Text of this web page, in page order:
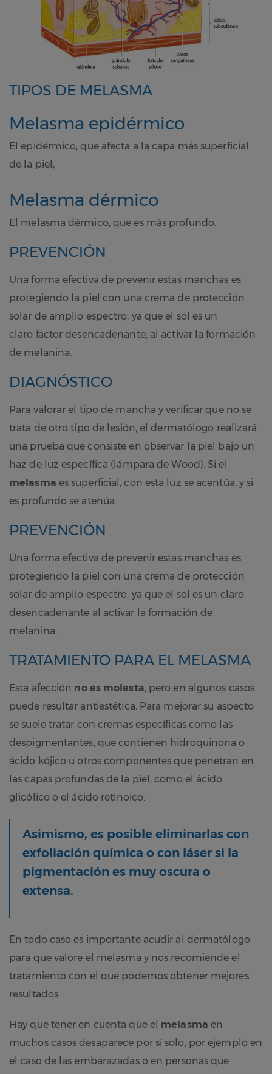
TIPOS DE MELASMA
Melasma epidérmico
El epidérmico, que afecta a la capa más superficial
de la piel,
Melasma dérmico
El melasma dérmico, que es más profundo.
PREVENCIÓN
Una forma efectiva de prevenir estas manchas es
protegiendo la piel con una crema de protección
solar de amplio espectro, ya que el sol es un
claro factor desencadenante, al activar la formación
de melanina.
DIAGNÓSTICO
Para valorar el tipo de mancha y verificar que no se
trata de otro tipo de lesión, el dermatólogo realizará
una prueba que consiste en observar la piel bajo un
haz de luz específica (lámpara de Wood). Si el
melasma es superficial, con esta luz se acentúa, y si
es profundo se atenúa.
PREVENCIÓN
Una forma efectiva de prevenir estas manchas es
protegiendo la piel con una crema de protección
solar de amplio espectro, ya que el sol es un claro
desencadenante al activar la formación de
melanina.
TRATAMIENTO PARA EL MELASMA
Esta afección no es molesta, pero en algunos casos
puede resultar antiestética. Para mejorar su aspecto
se suele tratar con cremas específicas como las
despigmentantes, que contienen hidroquinona o
ácido kójico u otros componentes que penetran en
las capas profundas de la piel, como el ácido
glicólico o el ácido retinoico.
Asimismo, es posible eliminarlas con
exfoliación química o con láser si la
pigmentación es muy oscura o
extensa.
En todo caso es importante acudir al dermatólogo
para que valore el melasma y nos recomiende el
tratamiento con el que podemos obtener mejores
resultados.
Hay que tener en cuenta que el melasma en
muchos casos desaparece por sí solo, por ejemplo en
el caso de las embarazadas o en personas que